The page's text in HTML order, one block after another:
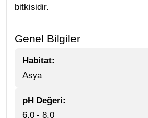
bitkisidir.
Genel Bilgiler
Habitat:
Asya
pH Değeri:
6,0 - 8,0